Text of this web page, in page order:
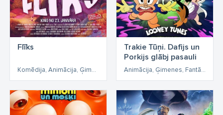
Flīks
Komēdija, Animācija, Ģimenes, Fantāzija, Piedzīvojumi
Trakie Tūņi. Dafijs un
Porkijs glābj pasauli
Animācija, Ģimenes, Fantāzija, Piedzīvojumi